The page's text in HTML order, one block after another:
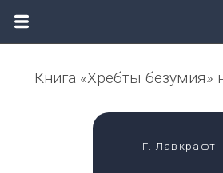
Книга «Хребты безумия»
Г. Лавкрафт